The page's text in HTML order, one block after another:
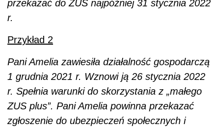
przekazać do ZUS najpóźniej 31 stycznia 2022
r.
Przykład 2
Pani Amelia zawiesiła działalność gospodarczą
1 grudnia 2021 r. Wznowi ją 26 stycznia 2022
r. Spełnia warunki do skorzystania z „małego
ZUS plus”. Pani Amelia powinna przekazać
zgłoszenie do ubezpieczeń społecznych i